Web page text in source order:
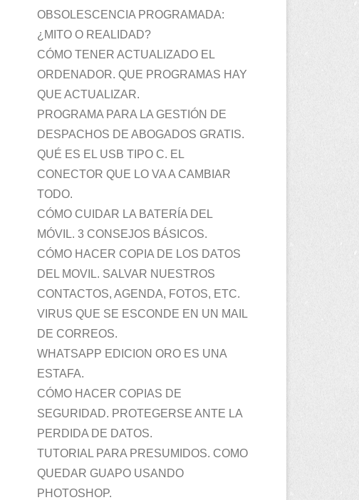
OBSOLESCENCIA PROGRAMADA:
¿MITO O REALIDAD?
CÓMO TENER ACTUALIZADO EL
ORDENADOR. QUE PROGRAMAS HAY
QUE ACTUALIZAR.
PROGRAMA PARA LA GESTIÓN DE
DESPACHOS DE ABOGADOS GRATIS.
QUÉ ES EL USB TIPO C. EL
CONECTOR QUE LO VA A CAMBIAR
TODO.
CÓMO CUIDAR LA BATERÍA DEL
MÓVIL. 3 CONSEJOS BÁSICOS.
CÓMO HACER COPIA DE LOS DATOS
DEL MOVIL. SALVAR NUESTROS
CONTACTOS, AGENDA, FOTOS, ETC.
VIRUS QUE SE ESCONDE EN UN MAIL
DE CORREOS.
WHATSAPP EDICION ORO ES UNA
ESTAFA.
CÓMO HACER COPIAS DE
SEGURIDAD. PROTEGERSE ANTE LA
PERDIDA DE DATOS.
TUTORIAL PARA PRESUMIDOS. COMO
QUEDAR GUAPO USANDO
PHOTOSHOP.